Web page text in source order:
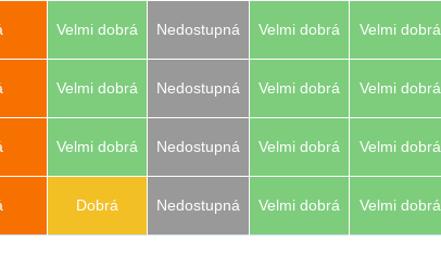
Velmi dobrá Nedostupná Velmi dobrá Velmi dobrá
Velmi dobrá Nedostupná Velmi dobrá Velmi dobrá
Velmi dobrá Nedostupná Velmi dobrá Velmi dobrá
Dobrá Nedostupná Velmi dobrá Velmi dobrá